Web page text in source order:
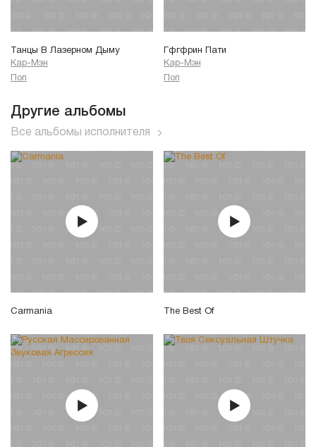
Танцы В Лазерном Дыму
Кар-Мэн
Поп
Гфгфрин Пати
Кар-Мэн
Поп
Другие альбомы
Все альбомы исполнителя
Carmania The Best Of